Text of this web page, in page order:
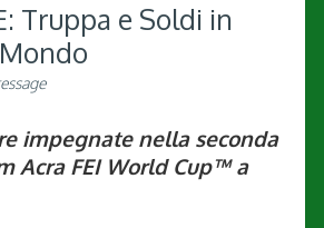
Truppa e Soldi in
impegnate nella seconda
Acra FEI World Cup™ a